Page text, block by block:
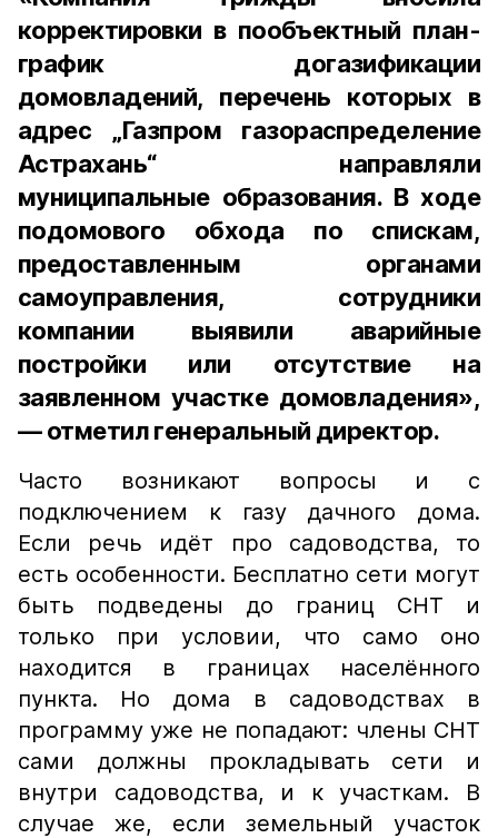
корректировки в пообъектный план-
график догазификации
домовладений, перечень которых в
адрес „Газпром газораспределение
Астрахань“ направляли
муниципальные образования. В ходе
подомового обхода по спискам,
предоставленным органами
самоуправления, сотрудники
компании выявили аварийные
постройки или отсутствие на
заявленном участке домовладения»,
— отметил генеральный директор.
Часто возникают вопросы и с
подключением к газу дачного дома.
Если речь идёт про садоводства, то
есть особенности. Бесплатно сети могут
быть подведены до границ СНТ и
только при условии, что само оно
находится в границах населённого
пункта. Но дома в садоводствах в
программу уже не попадают: члены СНТ
сами должны прокладывать сети и
внутри садоводства, и к участкам. В
случае же, если земельный участок